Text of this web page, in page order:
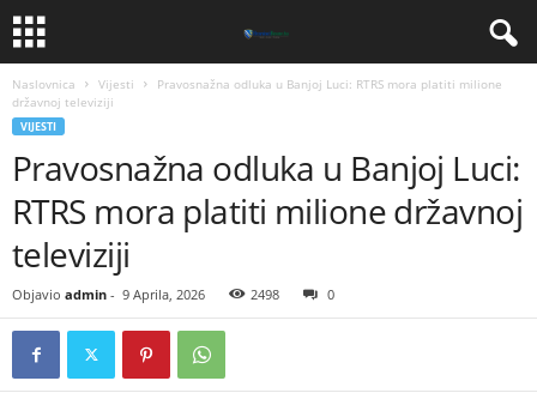
Naslovnica Vijesti
​Pravosnažna odluka u Banjoj Luci: RTRS mora platiti milione
državnoj televiziji
VIJESTI
​Pravosnažna odluka u Banjoj Luci:
RTRS mora platiti milione državnoj
televiziji
Objavio admin - 9 Aprila, 2026 2498 0